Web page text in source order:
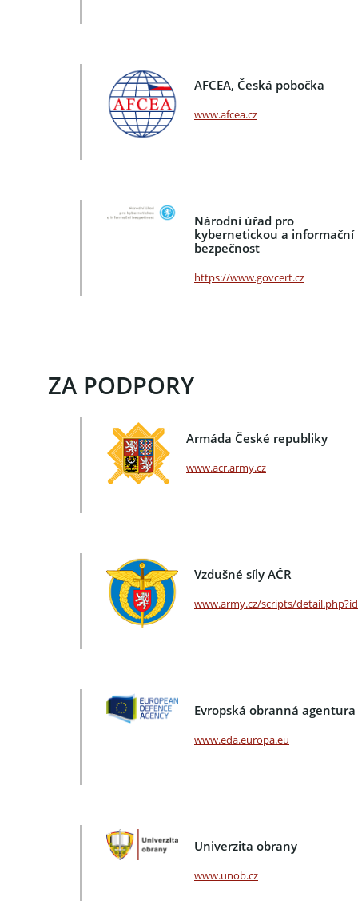
AFCEA, Česká pobočka
www.afcea.cz
Národní úřad pro
kybernetickou a informační
bezpečnost
https://www.govcert.cz
ZA PODPORY
Armáda České republiky
www.acr.army.cz
Vzdušné síly AČR
www.army.cz/scripts/
Evropská obranná agentura
www.eda.europa.eu
Univerzita obrany
www.unob.cz